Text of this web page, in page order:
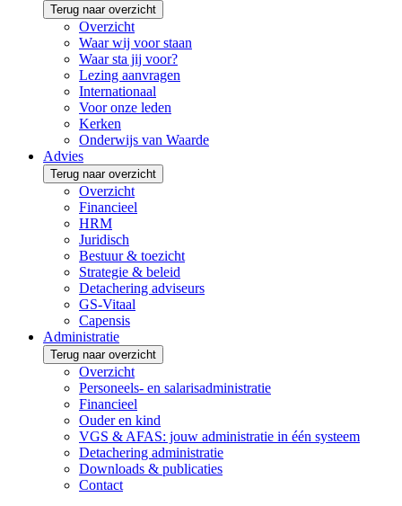
Terug naar overzicht
Overzicht
Waar wij voor staan
Waar sta jij voor?
Lezing aanvragen
Internationaal
Voor onze leden
Kerken
Onderwijs van Waarde
Advies
Terug naar overzicht
Overzicht
Financieel
HRM
Juridisch
Bestuur & toezicht
Strategie & beleid
Detachering adviseurs
GS-Vitaal
Capensis
Administratie
Terug naar overzicht
Overzicht
Personeels- en salarisadministratie
Financieel
Ouder en kind
VGS & AFAS: jouw administratie in één systeem
Detachering administratie
Downloads & publicaties
Contact